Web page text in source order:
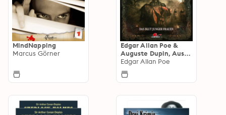
MindNapping
Marcus Görner
Edgar Allan Poe &
Auguste Dupin, Aus
den Archiven
Edgar Allan Poe